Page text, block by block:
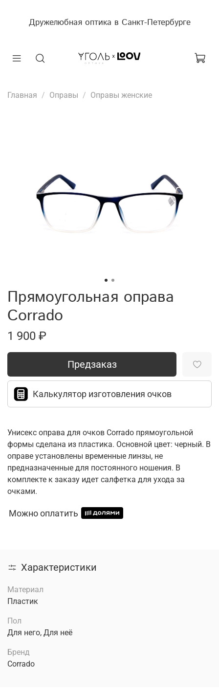
Дружелюбная оптика в Санкт-Петербурге
Главная Оправы Оправы женские
Прямоугольная оправа
Corrado
1 900 ₽
Предзаказ
Калькулятор изготовления очков
Унисекс оправа для очков Corrado прямоугольной
формы сделана из пластика. Основной цвет: черный. В
оправе установлены временные линзы, не
предназначенные для постоянного ношения. В
комплекте к заказу идет салфетка для ухода за
очками.
Можно оплатить
Характеристики
Материал
Пластик
Пол
Для него, Для неё
Бренд
Corrado